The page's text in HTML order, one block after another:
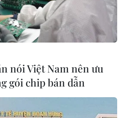
nói Việt Nam nên ưu
gói chip bán dẫn